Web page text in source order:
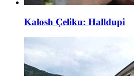
Kalosh Çeliku: Halldupi